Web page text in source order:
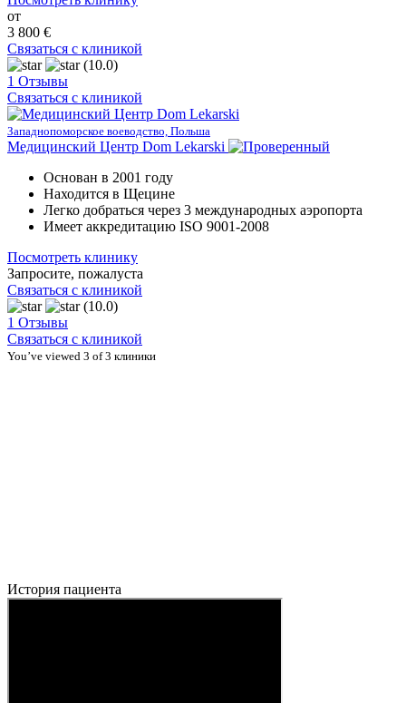
от
3 800 €
Связаться с клиникой
(10.0)
1 Отзывы
Связаться с клиникой
Западнопоморское воеводство, Польша
Медицинский Центр Dom Lekarski
Основан в 2001 году
Находится в Щецине
Легко добраться через 3 международных аэропорта
Имеет аккредитацию ISO 9001-2008
Посмотреть клинику
Запросите, пожалуста
Связаться с клиникой
(10.0)
1 Отзывы
Связаться с клиникой
You’ve viewed 3 of 3 клиники
История пациента